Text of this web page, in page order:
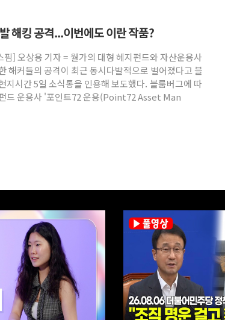
해킹 공격...이번에도 이란 작품?
핌] 오상용 기자 = 월가의 대형 헤지펀드와 자산운용사
해커들의 공격이 최근 동시다발적으로 벌어졌다고 블
지시간 5일 소식통을 인용해 보도했다. 블룸버그에 따
드 운용사 '포인트72 운용(Point72 Asset Man